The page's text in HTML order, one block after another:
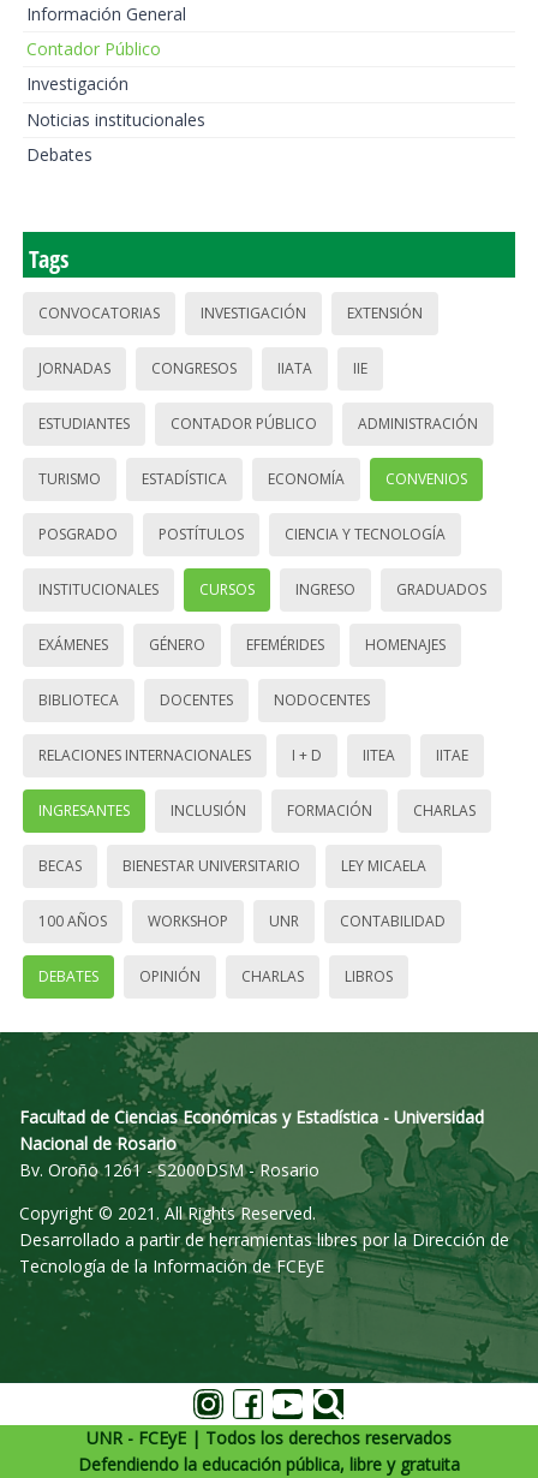
Información General
Contador Público
Investigación
Noticias institucionales
Debates
Tags
CONVOCATORIAS INVESTIGACIÓN EXTENSIÓN
JORNADAS CONGRESOS IIATA IIE
ESTUDIANTES CONTADOR PÚBLICO ADMINISTRACIÓN
TURISMO ESTADÍSTICA ECONOMÍA CONVENIOS
POSGRADO POSTÍTULOS CIENCIA Y TECNOLOGÍA
INSTITUCIONALES CURSOS INGRESO GRADUADOS
EXÁMENES GÉNERO EFEMÉRIDES HOMENAJES
BIBLIOTECA DOCENTES NODOCENTES
RELACIONES INTERNACIONALES I + D IITEA IITAE
INGRESANTES INCLUSIÓN FORMACIÓN CHARLAS
BECAS BIENESTAR UNIVERSITARIO LEY MICAELA
100 AÑOS WORKSHOP UNR CONTABILIDAD
DEBATES OPINIÓN CHARLAS LIBROS
Facultad de Ciencias Económicas y Estadística - Universidad
Nacional de Rosario
Bv. Oroño 1261 - S2000DSM - Rosario
Copyright © 2021. All Rights Reserved.
Desarrollado a partir de herramientas libres por la Dirección de
Tecnología de la Información de FCEyE
UNR - FCEyE | Todos los derechos reservados
Defendiendo la educación pública, libre y gratuita